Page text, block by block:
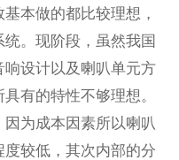
本做的都比较理想，
。现阶段，虽然我国
设计以及喇叭单元方
有的特性不够理想。
为成本因素所以喇叭
较低，其次内部的分